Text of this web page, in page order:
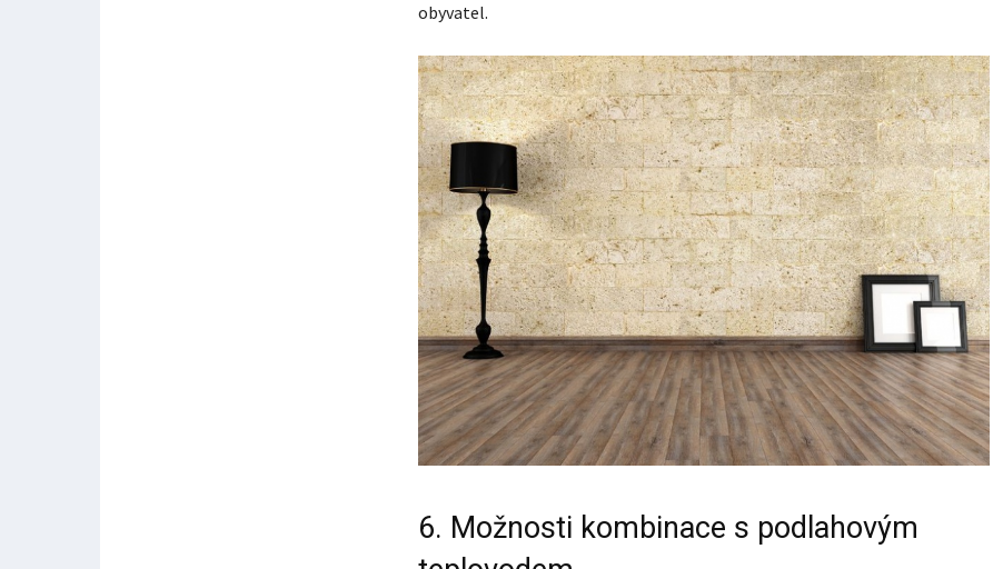
obyvatel.
6. Možnosti kombinace s podlahovým